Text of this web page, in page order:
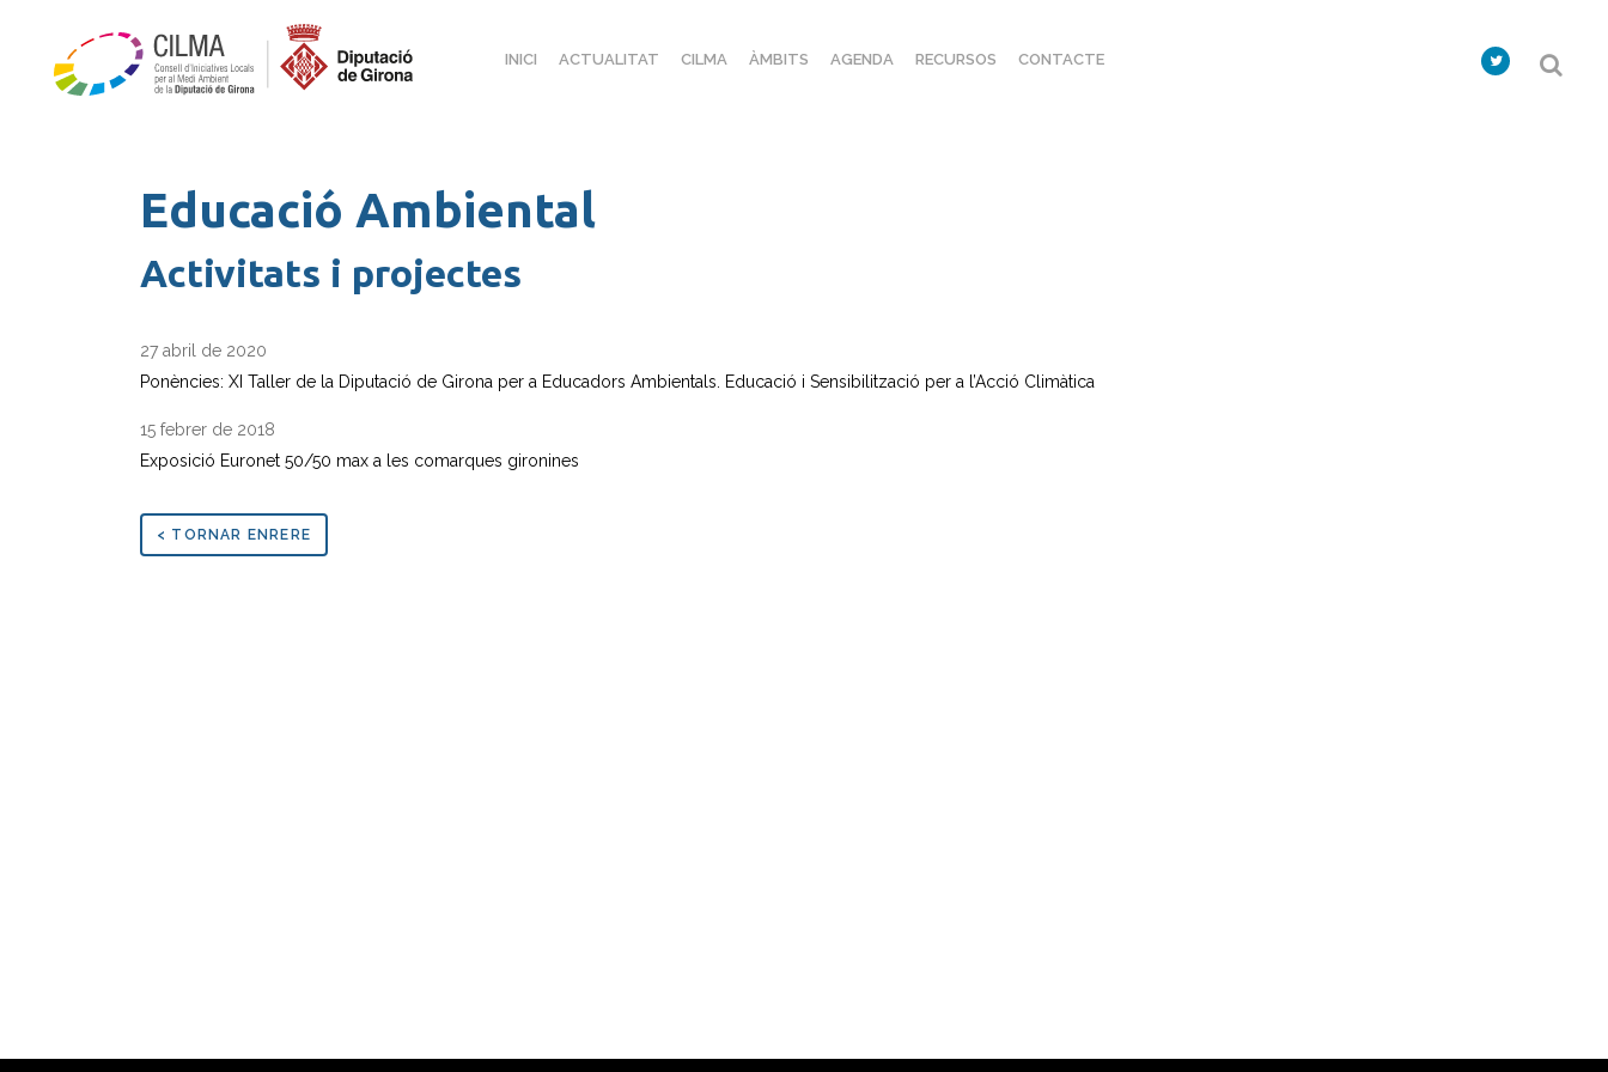
INICI ACTUALITAT CILMA ÀMBITS AGENDA RECURSOS CONTACTE
Educació Ambiental
Activitats i projectes
27 abril de 2020
Ponències: XI Taller de la Diputació de Girona per a Educadors Ambientals. Educació i Sensibilització per a l’Acció Climàtica
15 febrer de 2018
Exposició Euronet 50/50 max a les comarques gironines
< TORNAR ENRERE